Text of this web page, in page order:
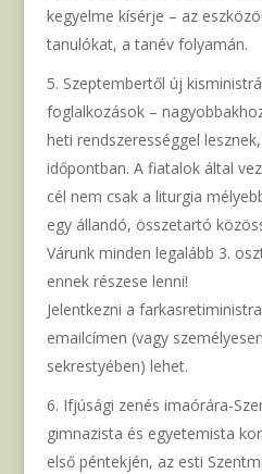
kegyelme kísérje – az
tanulókat, a tanév folyamán.
Szeptembertől új
foglalkozások –
heti rendszerességgel
időpontban. A fiatalok által
cél nem csak a liturgia
egy állandó, összetartó
Várunk minden legalább 3.
ennek részese lenni!
Jelentkezni a
emailcímen (vagy
sekrestyében) lehet.
Ifjúsági zenés imaórára-
gimnazista és egyetemista
első péntekjén, az esti